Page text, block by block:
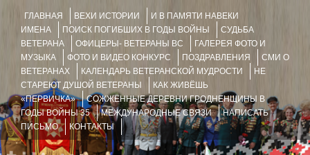
ГЛАВНАЯ ВЕХИ ИСТОРИИ
И В ПАМЯТИ НАВЕКИ
ИМЕНА
ПОИСК ПОГИБШИХ В ГОДЫ ВОЙНЫ
СУДЬБА
ВЕТЕРАНА
ОФИЦЕРЫ- ВЕТЕРАНЫ ВС
ГАЛЕРЕЯ ФОТО И
МУЗЫКА
ФОТО И ВИДЕО КОНКУРС ПОЗДРАВЛЕНИЯ
СМИ О
ВЕТЕРАНАХ
КАЛЕНДАРЬ ВЕТЕРАНСКОЙ МУДРОСТИ
НЕ
СТАРЕЮТ ДУШОЙ ВЕТЕРАНЫ
КАК ЖИВЁШЬ
«ПЕРВИЧКА»
СОЖЖЁННЫЕ ДЕРЕВНИ ГРОДНЕНЩИНЫ В
ГОДЫ ВОЙНЫ 35
МЕЖДУНАРОДНЫЕ СВЯЗИ
НАПИСАТЬ
ПИСЬМО
КОНТАКТЫ